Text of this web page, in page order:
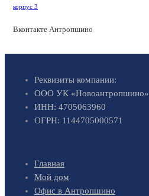
корпус 3
Вконтакте Антропшино
Реквизиты компании:
ООО УК «Новоантропшино»
ИНН: 4705063960
ОГРН: 1144705000571
Главная
Мой дом
Офис в Антропшино